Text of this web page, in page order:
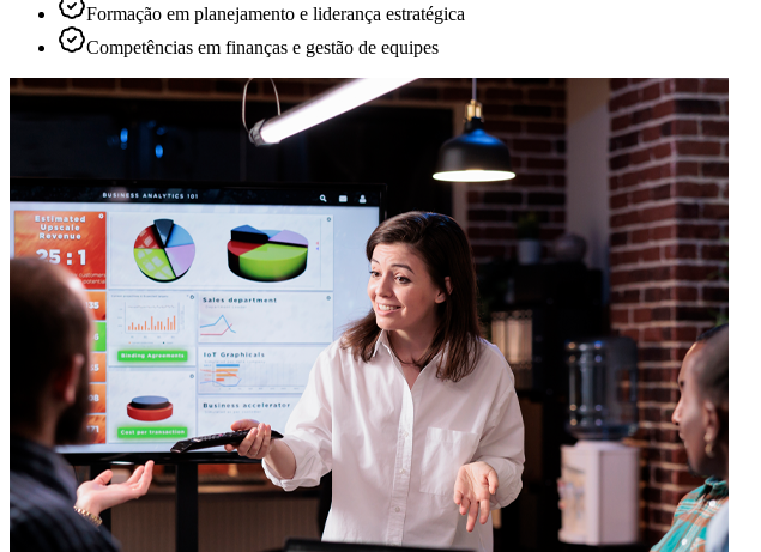
Formação em planejamento e liderança estratégica
Competências em finanças e gestão de equipes